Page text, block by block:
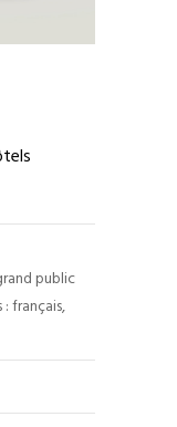
public
français,